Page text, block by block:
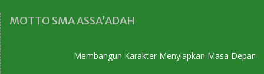
MOTTO SMA ASSA’ADAH
Membangun Karakter Menyiapkan Masa Depan